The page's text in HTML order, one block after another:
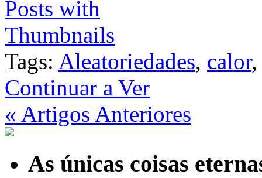
Tags: Aleatoriedades, calor
Continuar a Ver
« Artigos Anteriores
As únicas coisas